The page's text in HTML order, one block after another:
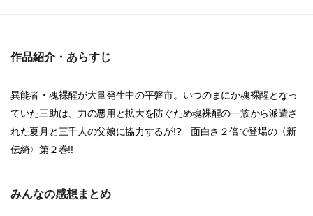
作品紹介・あらすじ
異能者・魂裸醒が大量発生中の平磐市。いつのまにか魂裸醒となっ
ていた三助は、力の悪用と拡大を防ぐため魂裸醒の一族から派遣さ
れた夏月と三千人の父娘に協力するが!? 面白さ２倍で登場の〈新
伝綺〉第２巻!!
みんなの感想まとめ